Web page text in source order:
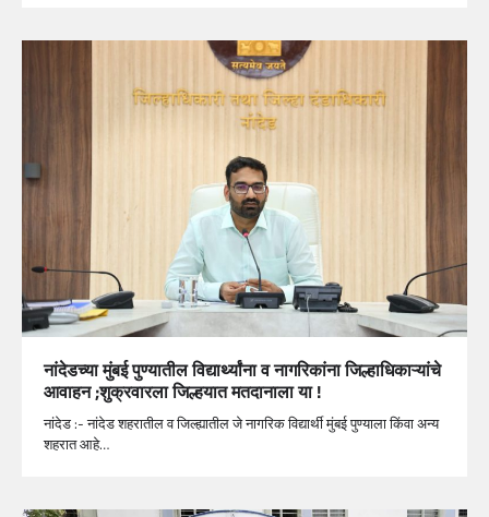
नांदेडच्या मुंबई पुण्यातील विद्यार्थ्यांना व नागरिकांना जिल्हाधिकाऱ्यांचे
आवाहन ;शुक्रवारला जिल्हयात मतदानाला या !
नांदेड :- नांदेड शहरातील व जिल्ह्यातील जे नागरिक विद्यार्थी मुंबई पुण्याला किंवा अन्य
शहरात आहे…